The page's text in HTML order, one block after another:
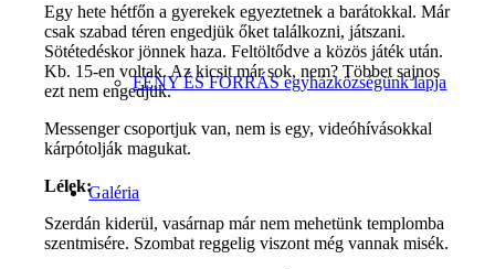
FÉNY ÉS FORRÁS egyházközségünk lapja
Galéria
Egy hete hétfőn a gyerekek egyeztetnek a barátokkal. Már
csak szabad téren engedjük őket találkozni, játszani.
Sötétedéskor jönnek haza. Feltöltődve a közös játék után.
Kb. 15-en voltak. Az kicsit már sok, nem? Többet sajnos
ezt nem engedjük.
Messenger csoportjuk van, nem is egy, videóhívásokkal
kárpótolják magukat.
Lélek:
Szerdán kiderül, vasárnap már nem mehetünk templomba
szentmisére. Szombat reggelig viszont még vannak misék.